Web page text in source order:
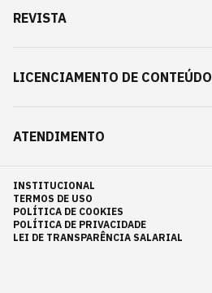
REVISTA
LICENCIAMENTO DE CONTEÚDO
ATENDIMENTO
INSTITUCIONAL
TERMOS DE USO
POLÍTICA DE COOKIES
POLÍTICA DE PRIVACIDADE
LEI DE TRANSPARÊNCIA SALARIAL